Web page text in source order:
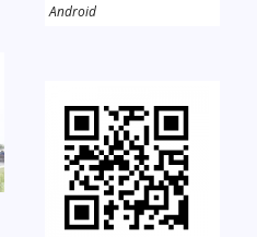
Android